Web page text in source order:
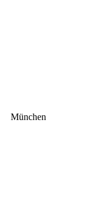
München